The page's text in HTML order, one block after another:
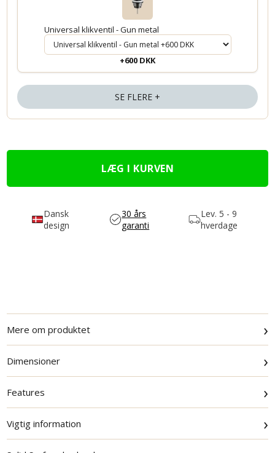
Universal klikventil - Gun metal
+600 DKK
SE FLERE +
Dansk
design
30 års
garanti
Lev.5 - 9
hverdage
Mere om produktet ›
Dimensioner ›
Features ›
Vigtig information ›